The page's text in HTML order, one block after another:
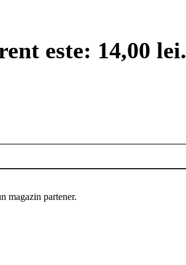
este: 14,00 lei.
magazin partener.